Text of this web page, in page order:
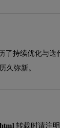
持续优化与
久弥新。
转载时请注